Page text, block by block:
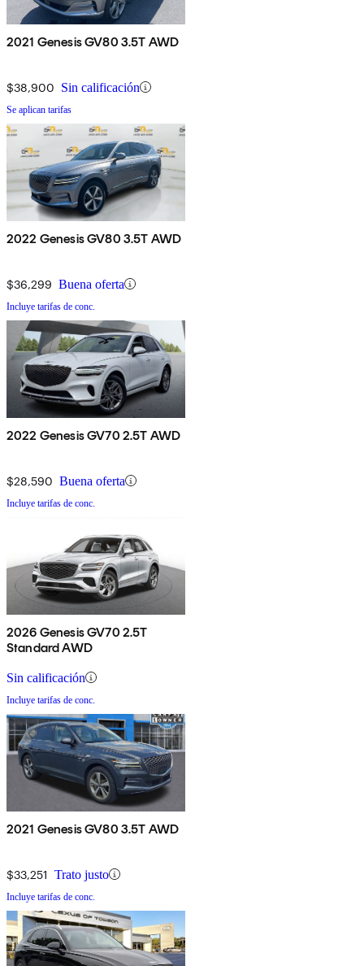
2021 Genesis GV80 3.5T AWD
$38,900 Sin calificación
Se aplican tarifas
2022 Genesis GV80 3.5T AWD
$36,299 Buena oferta
Incluye tarifas de conc.
2022 Genesis GV70 2.5T AWD
$28,590 Buena oferta
Incluye tarifas de conc.
2026 Genesis GV70 2.5T
Standard AWD
Sin calificación
Incluye tarifas de conc.
2021 Genesis GV80 3.5T AWD
$33,251 Trato justo
Incluye tarifas de conc.